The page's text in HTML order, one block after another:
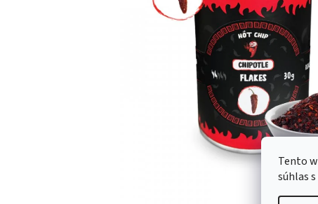
Tento
súhlas